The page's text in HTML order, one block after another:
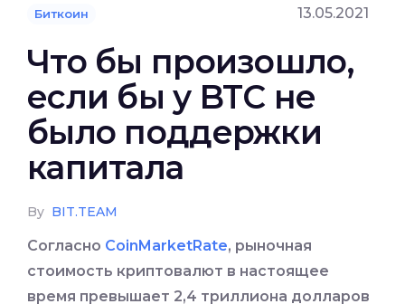
Биткоин 13.05.2021
Что бы произошло,
если бы у BTC не
было поддержки
капитала
By BIT.TEAM
Согласно CoinMarketRate, рыночная
стоимость криптовалют в настоящее
время превышает 2,4 триллиона долларов